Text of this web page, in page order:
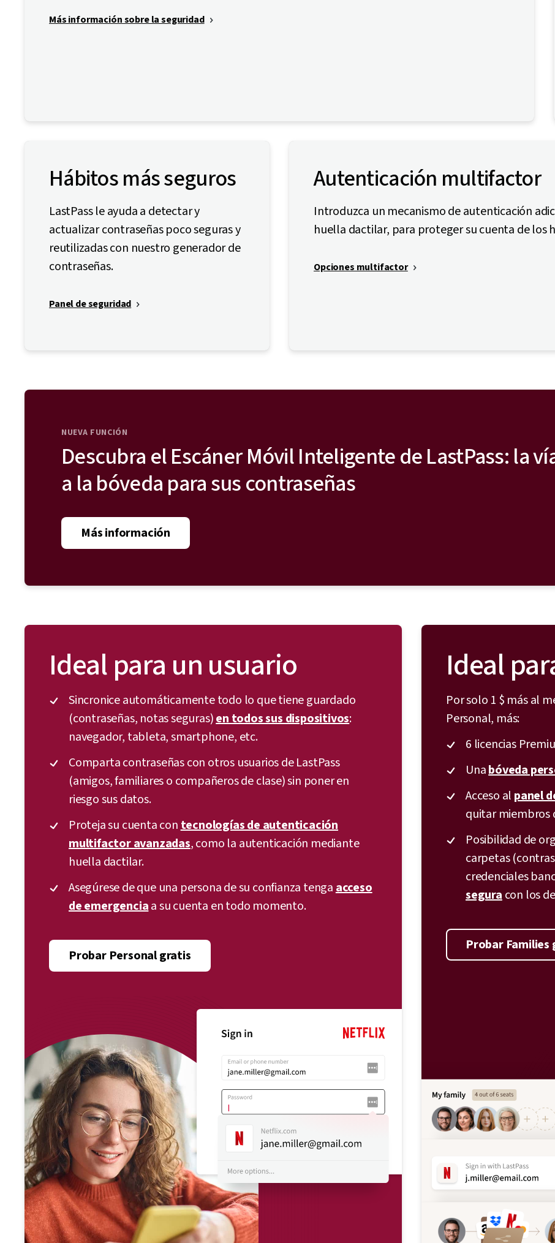
Más información sobre la seguridad
Hábitos más seguros
LastPass le ayuda a detectar y
actualizar contraseñas poco seguras y
reutilizadas con nuestro generador de
contraseñas.
Panel de seguridad
Autenticación multifactor
Introduzca un mecanismo de autenticación
huella dactilar, para proteger su cuenta de los
Opciones multifactor
NUEVA FUNCIÓN
Descubra el Escáner Móvil Inteligente de LastPass: la
a la bóveda para sus contraseñas
Más información
Ideal para un usuario
Sincronice automáticamente todo lo que tiene guardado
(contraseñas, notas seguras)en todos sus dispositivos:
navegador, tableta, smartphone, etc.
Comparta contraseñas con otros usuarios de LastPass
(amigos, familiares o compañeros de clase) sin poner en
riesgo sus datos.
Proteja su cuenta contecnologías de autenticación
multifactor avanzadas, como la autenticación mediante
huella dactilar.
Asegúrese de que una persona de su confianza tengaacceso
de emergenciaa su cuenta en todo momento.
Probar Personal gratis
Ideal
Por solo 1 $ más al
Personal, más:
6 licencias
Unabóveda
Acceso al panel
quitar miembros
Posibilidad de
carpetas
credenciales
seguracon los
Probar Families